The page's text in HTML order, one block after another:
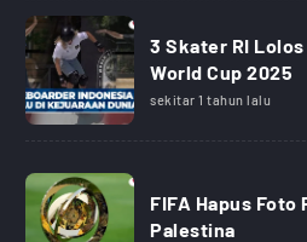
3 Skater RI
World Cup 2025
sekitar 1 tahun lalu
FIFA Hapus Foto
Palestina